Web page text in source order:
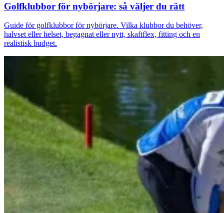
Golfklubbor för nybörjare: så väljer du rätt
Guide för golfklubbor för nybörjare. Vilka klubbor du behöver,
halvset eller helset, begagnat eller nytt, skaftflex, fitting och en
realistisk budget.